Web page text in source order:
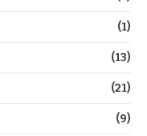
(1)
(13)
(21)
(9)